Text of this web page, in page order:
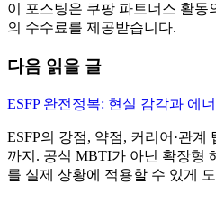
이 포스팅은 쿠팡 파트너스 활동
의 수수료를 제공받습니다.
다음 읽을 글
ESFP 완전정복: 현실 감각과 에
ESFP의 강점, 약점, 커리어·관
까지. 공식 MBTI가 아닌 확장형
를 실제 상황에 적용할 수 있게